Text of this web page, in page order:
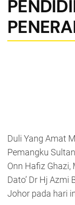
Duli Yang Amat
Pemangku
Onn Hafiz Ghazi,
Dato’ Dr Hj Azmi
Johor pada hari